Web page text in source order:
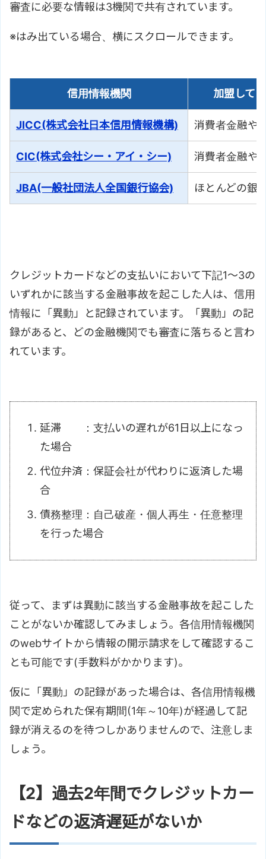
審査に必要な情報は3機関で共有されています。
信用情報機関 加盟して
JICC(株式会社日本信用情報機構) 消費者金融や
CIC(株式会社シー・アイ・シー) 消費者金融や
JBA(一般社団法人全国銀行協会) ほとんどの銀
クレジットカードなどの支払いにおいて下記1～3の
いずれかに該当する金融事故を起こした人は、信用
情報に「異動」と記録されています。「異動」の記
録があると、どの金融機関でも審査に落ちると言わ
れています。
延滞 ：支払いの遅れが61日以上になっ
た場合
代位弁済：保証会社が代わりに返済した場
合
債務整理：自己破産・個人再生・任意整理
を行った場合
従って、まずは異動に該当する金融事故を起こした
ことがないか確認してみましょう。各信用情報機関
のwebサイトから情報の開示請求をして確認するこ
とも可能です(手数料がかかります)。
仮に「異動」の記録があった場合は、各信用情報機
関で定められた保有期間(1年～10年)が経過して記
録が消えるのを待つしかありませんので、注意しま
しょう。
【2】過去2年間でクレジットカー
ドなどの返済遅延がないか